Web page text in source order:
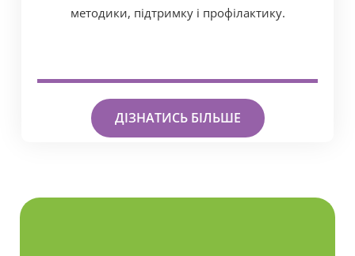
методики, підтримку і профілактику.
ДІЗНАТИСЬ БІЛЬШЕ